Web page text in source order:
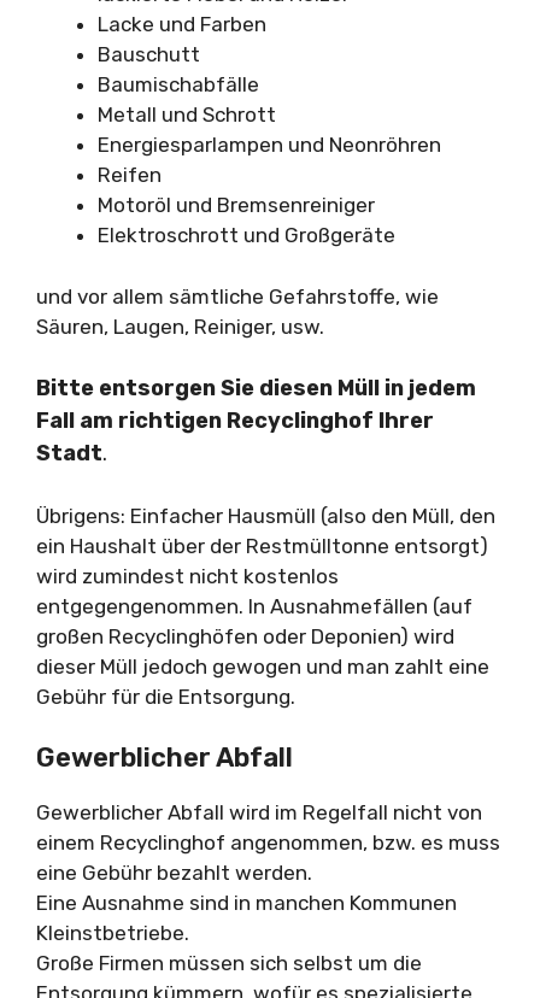
Lacke und Farben
Bauschutt
Baumischabfälle
Metall und Schrott
Energiesparlampen und Neonröhren
Reifen
Motoröl und Bremsenreiniger
Elektroschrott und Großgeräte
und vor allem sämtliche Gefahrstoffe, wie
Säuren, Laugen, Reiniger, usw.
Bitte entsorgen Sie diesen Müll in jedem
Fall am richtigen Recyclinghof Ihrer
Stadt.
Übrigens: Einfacher Hausmüll (also den Müll, den
ein Haushalt über der Restmülltonne entsorgt)
wird zumindest nicht kostenlos
entgegengenommen. In Ausnahmefällen (auf
großen Recyclinghöfen oder Deponien) wird
dieser Müll jedoch gewogen und man zahlt eine
Gebühr für die Entsorgung.
Gewerblicher Abfall
Gewerblicher Abfall wird im Regelfall nicht von
einem Recyclinghof angenommen, bzw. es muss
eine Gebühr bezahlt werden.
Eine Ausnahme sind in manchen Kommunen
Kleinstbetriebe.
Große Firmen müssen sich selbst um die
Entsorgung kümmern, wofür es spezialisierte